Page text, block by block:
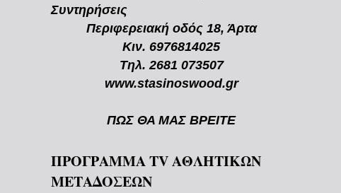
Συντηρήσεις
Περιφερειακή οδός 18, Άρτα
Κιν. 6976814025
Τηλ. 2681 073507
www.stasinoswood.gr
ΠΩΣ ΘΑ ΜΑΣ ΒΡΕΙΤΕ
ΠΡΟΓΡΑΜΜΑ TV ΑΘΛΗΤΙΚΩΝ
ΜΕΤΑΔΟΣΕΩΝ